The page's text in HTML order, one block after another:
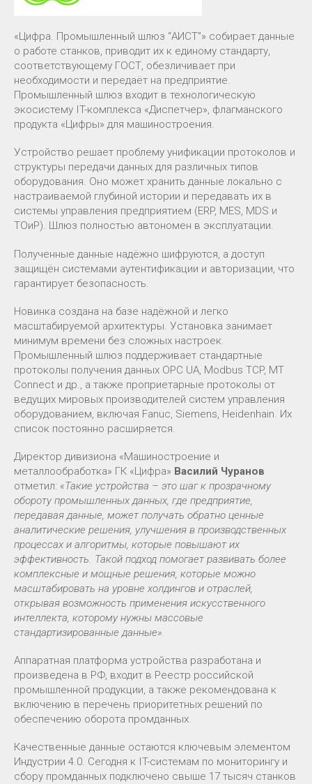
«Цифра. Промышленный шлюз “АИСТ”» собирает данные
о работе станков, приводит их к единому стандарту,
соответствующему ГОСТ, обезличивает при
необходимости и передаёт на предприятие.
Промышленный шлюз входит в технологическую
экосистему IT-комплекса «Диспетчер», флагманского
продукта «Цифры» для машиностроения.
Устройство решает проблему унификации протоколов и
структуры передачи данных для различных типов
оборудования. Оно может хранить данные локально с
настраиваемой глубиной истории и передавать их в
системы управления предприятием (ERP, MES, MDS и
ТОиР). Шлюз полностью автономен в эксплуатации.
Полученные данные надёжно шифруются, а доступ
защищён системами аутентификации и авторизации, что
гарантирует безопасность.
Новинка создана на базе надёжной и легко
масштабируемой архитектуры. Установка занимает
минимум времени без сложных настроек.
Промышленный шлюз поддерживает стандартные
протоколы получения данных OPC UA, Modbus TCP, MT
Connect и др., а также проприетарные протоколы от
ведущих мировых производителей систем управления
оборудованием, включая Fanuc, Siemens, Heidenhain. Их
список постоянно расширяется.
Директор дивизиона «Машиностроение и
металлообработка» ГК «Цифра» Василий Чуранов
отметил: «Такие устройства – это шаг к прозрачному
обороту промышленных данных, где предприятие,
передавая данные, может получать обратно ценные
аналитические решения, улучшения в производственных
процессах и алгоритмы, которые повышают их
эффективность. Такой подход помогает развивать более
комплексные и мощные решения, которые можно
масштабировать на уровне холдингов и отраслей,
открывая возможность применения искусственного
интеллекта, которому нужны массовые
стандартизированные данные».
Аппаратная платформа устройства разработана и
произведена в РФ, входит в Реестр российской
промышленной продукции, а также рекомендована к
включению в перечень приоритетных решений по
обеспечению оборота промданных.
Качественные данные остаются ключевым элементом
Индустрии 4.0. Сегодня к IT-системам по мониторингу и
сбору промданных подключено свыше 17 тысяч станков